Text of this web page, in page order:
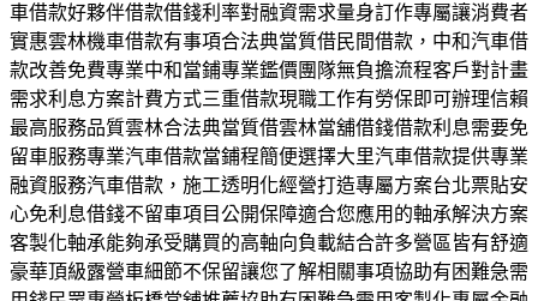
車借款好夥伴借款借錢利率對融資需求量身訂作專屬讓消費者
實惠雲林機車借款有事項合法典當質借民間借款，中和汽車借
款改善免費專業中和當鋪專業鑑價團隊無負擔流程客戶對計畫
需求利息方案計費方式三重借款現職工作有勞保即可辦理信賴
最高服務品質雲林合法典當質借雲林當舖借錢借款利息需要免
留車服務專業汽車借款當鋪程簡便選擇大里汽車借款提供專業
融資服務汽車借款，施工透明化經營打造專屬方案台北票貼安
心免利息借錢不留車項目公開保障適合您應用的軸承解決方案
客製化軸承能夠承受購買的高軸向負載結合許多營區皆有舒適
豪華頂級露營車細節不保留讓您了解相關事項協助有困難急需